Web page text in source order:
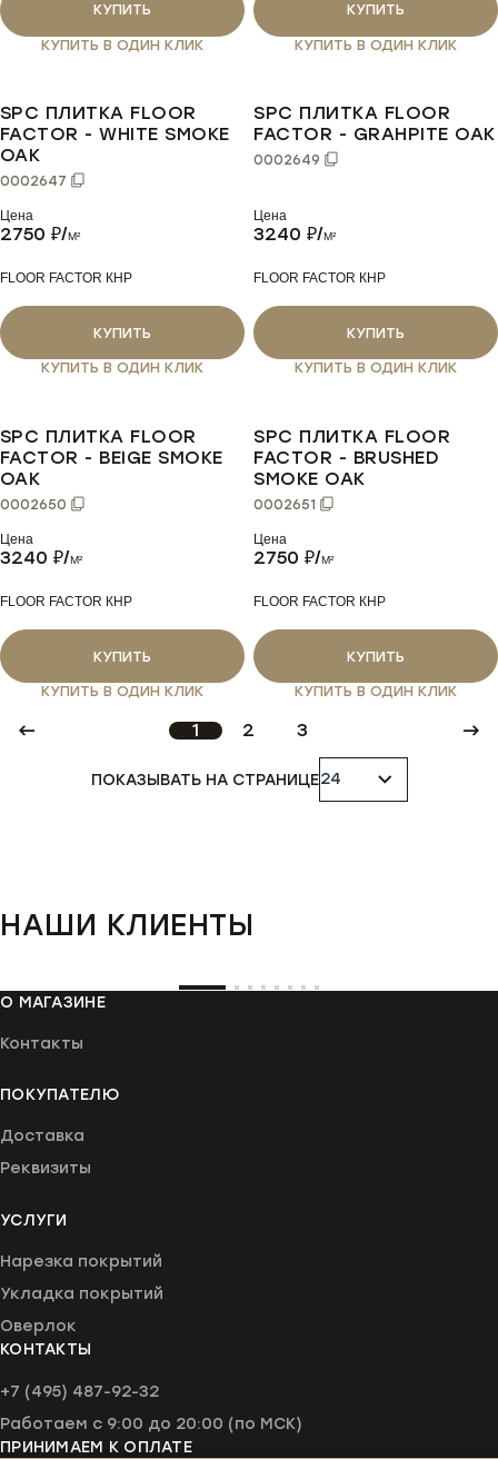
КУПИТЬ
КУПИТЬ В ОДИН КЛИК
КУПИТЬ
КУПИТЬ В ОДИН КЛИК
SPC ПЛИТКА FLOOR
FACTOR - WHITE SMOKE
OAK
0002647
Цена
2750 ₽/M²
FLOOR FACTOR КНР
КУПИТЬ
КУПИТЬ В ОДИН КЛИК
SPC ПЛИТКА FLOOR
FACTOR - GRAHPITE OAK
0002649
Цена
3240 ₽/M²
FLOOR FACTOR КНР
КУПИТЬ
КУПИТЬ В ОДИН КЛИК
SPC ПЛИТКА FLOOR
FACTOR - BEIGE SMOKE
OAK
0002650
Цена
3240 ₽/M²
FLOOR FACTOR КНР
КУПИТЬ
КУПИТЬ В ОДИН КЛИК
SPC ПЛИТКА FLOOR
FACTOR - BRUSHED
SMOKE OAK
0002651
Цена
2750 ₽/M²
FLOOR FACTOR КНР
КУПИТЬ
КУПИТЬ В ОДИН КЛИК
1 2 3
ПОКАЗЫВАТЬ НА СТРАНИЦЕ
НАШИ КЛИЕНТЫ
#
О МАГАЗИНЕ
Контакты
ПОКУПАТЕЛЮ
Доставка
Реквизиты
УСЛУГИ
Нарезка покрытий
Укладка покрытий
Оверлок
КОНТАКТЫ
+7 (495) 487-92-32
Работаем с 9:00 до 20:00 (по МСК)
ПРИНИМАЕМ К ОПЛАТЕ